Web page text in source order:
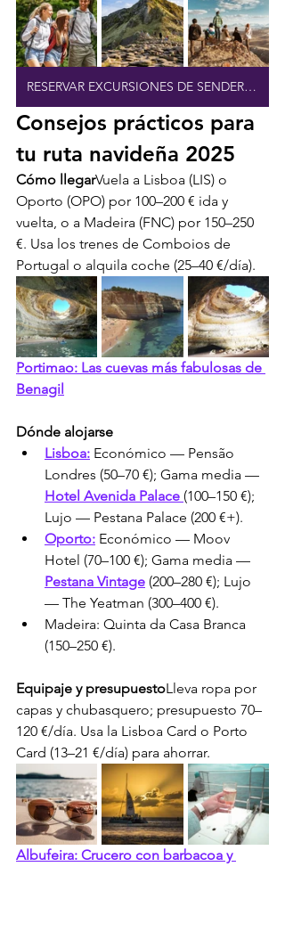
RESERVAR EXCURSIONES DE SENDERISMO
Consejos prácticos para
tu ruta navideña 2025
Cómo llegarVuela a Lisboa (LIS) o
Oporto (OPO) por 100–200 € ida y
vuelta, o a Madeira (FNC) por 150–250
€. Usa los trenes de Comboios de
Portugal o alquila coche (25–40 €/día).
Portimao: Las cuevas más fabulosas de
Benagil
Dónde alojarse
Lisboa: Económico — Pensão
Londres (50–70 €); Gama media —
Hotel Avenida Palace (100–150 €);
Lujo — Pestana Palace (200 €+).
Oporto: Económico — Moov
Hotel (70–100 €); Gama media —
Pestana Vintage (200–280 €); Lujo
— The Yeatman (300–400 €).
Madeira: Quinta da Casa Branca
(150–250 €).
Equipaje y presupuestoLleva ropa por
capas y chubasquero; presupuesto 70–
120 €/día. Usa la Lisboa Card o Porto
Card (13–21 €/día) para ahorrar.
Albufeira: Crucero con barbacoa y